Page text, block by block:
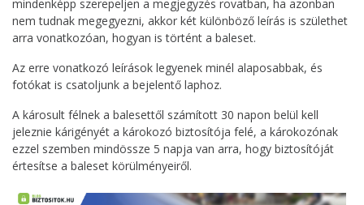
mindenképp szerepeljen a megjegyzés rovatban, ha azonban
nem tudnak megegyezni, akkor két különböző leírás is születhet
arra vonatkozóan, hogyan is történt a baleset.
Az erre vonatkozó leírások legyenek minél alaposabbak, és
fotókat is csatoljunk a bejelentő laphoz.
A károsult félnek a balesettől számított 30 napon belül kell
jeleznie kárigényét a károkozó biztosítója felé, a károkozónak
ezzel szemben mindössze 5 napja van arra, hogy biztosítóját
értesítse a baleset körülményeiről.